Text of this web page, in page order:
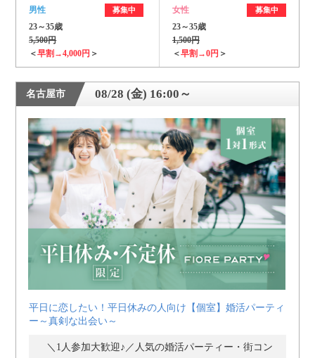
男性 募集中
23～35歳
5,500円
＜早割→4,000円 ＞
女性 募集中
23～35歳
1,500円
＜早割→0円 ＞
名古屋市 08/28 (金) 16:00～
平日に恋したい！平日休みの人向け【個室】婚活パーティ
ー～真剣な出会い～
＼1人参加大歓迎♪／人気の婚活パーティー・街コン